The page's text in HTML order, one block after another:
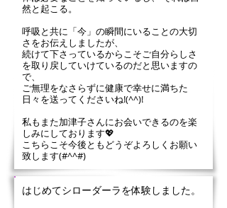
然と起こる。
呼吸と共に「今」の瞬間にいることの大切
さをお伝えしましたが、
続けて下さっているからこそご自分らしさ
を取り戻していけているのだと思いますの
で、
ご無理をなさらずに健康で幸せに満ちた
日々を送ってくださいね!(^^)!
私もまた加津子さんにお会いできるのを楽
しみにしております💖
こちらこそ今後ともどうぞよろしくお願い
致します(#^^#)
はじめてシローダーラを体験しました。